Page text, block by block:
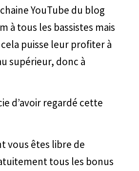
YouTube du blog
à tous les bassistes mais
puisse leur profiter à
supérieur, donc à
d’avoir regardé cette
vous êtes libre de
tous les bonus